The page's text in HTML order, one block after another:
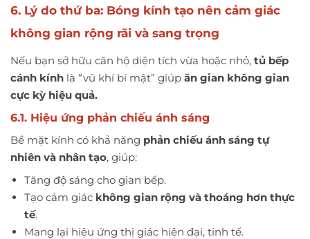
6. Lý do thứ ba: Bóng kính tạo nên cảm giác
không gian rộng rãi và sang trọng
Nếu bạn sở hữu căn hộ diện tích vừa hoặc nhỏ, tủ bếp
cánh kính là “vũ khí bí mật” giúp ăn gian không gian
cực kỳ hiệu quả.
6.1. Hiệu ứng phản chiếu ánh sáng
Bề mặt kính có khả năng phản chiếu ánh sáng tự
nhiên và nhân tạo, giúp:
Tăng độ sáng cho gian bếp.
Tạo cảm giác không gian rộng và thoáng hơn thực
tế.
Mang lại hiệu ứng thị giác hiện đại, tinh tế.